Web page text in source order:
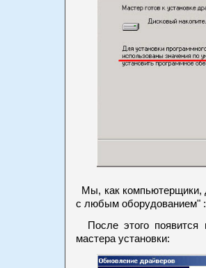
Мы, как компьютерщики,
с любым оборудованием"
После этого появится
мастера установки: